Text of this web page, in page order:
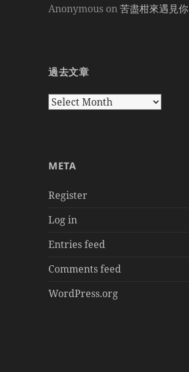
Anonymous on苦盡柑來遇見你
過去文章
過
META
Register
Log in
Entries feed
Comments feed
WordPress.org